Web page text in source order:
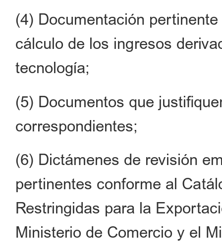
(4) Documentación
cálculo de los ingresos
tecnología;
(5) Documentos que
correspondientes;
(6) Dictámenes de revisión
pertinentes conforme al
Restringidas para la
Ministerio de Comercio y el